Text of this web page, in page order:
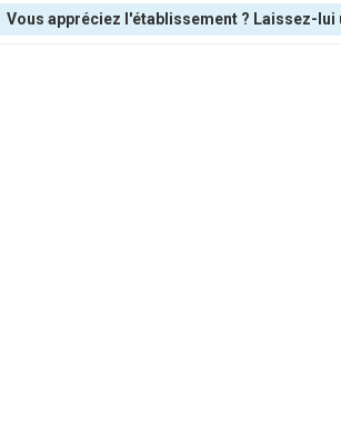
Vous appréciez l'établissement ? Laissez-lui